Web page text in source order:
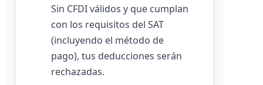
Sin CFDI válidos y que cumplan
con los requisitos del SAT
(incluyendo el método de
pago), tus deducciones serán
rechazadas.